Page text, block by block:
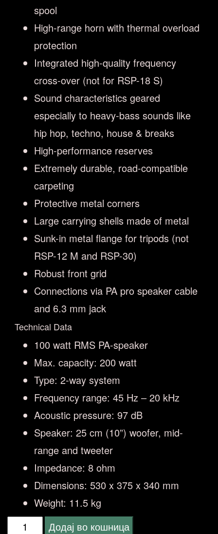
spool
High-range horn with thermal overload
protection
Integrated high-quality frequency
cross-over (not for RSP-18 S)
Sound characteristics geared
especially to heavy-bass sounds like
hip hop, techno, house & breaks
High-performance reserves
Extremely durable, road-compatible
carpeting
Protective metal corners
Large carrying shells made of metal
Sunk-in metal flange for tripods (not
RSP-12 M and RSP-30)
Robust front grid
Connections via PA pro speaker cable
and 6.3 mm jack
Technical Data
100 watt RMS PA-speaker
Max. capacity: 200 watt
Type: 2-way system
Frequency range: 45 Hz – 20 kHz
Acoustic pressure: 97 dB
Speaker: 25 cm (10”) woofer, mid-
range and tweeter
Impedance: 8 ohm
Dimensions: 530 x 375 x 340 mm
Weight: 11.5 kg
Reloop
Додај во кошница